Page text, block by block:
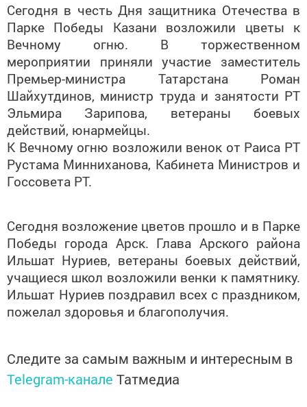
Сегодня в честь Дня защитника Отечества в
Парке Победы Казани возложили цветы к
Вечному огню. В торжественном
мероприятии приняли участие заместитель
Премьер-министра Татарстана Роман
Шайхутдинов, министр труда и занятости РТ
Эльмира Зарипова, ветераны боевых
действий, юнармейцы.
К Вечному огню возложили венок от Раиса РТ
Рустама Минниханова, Кабинета Министров и
Госсовета РТ.
Сегодня возложение цветов прошло и в Парке
Победы города Арск. Глава Арского района
Ильшат Нуриев, ветераны боевых действий,
учащиеся школ возложили венки к памятнику.
Ильшат Нуриев поздравил всех с праздником,
пожелал здоровья и благополучия.
Следите за самым важным и интересным в
Telegram-канале Татмедиа